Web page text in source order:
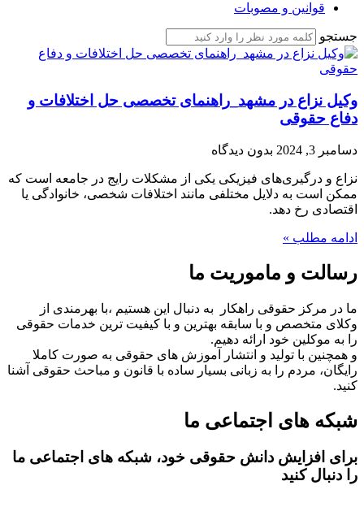
قوانین و مصوبات
جستجو
وکیل نزاع در مشهد_راهنمای تخصصی حل اختلافات و
دفاع حقوقی
دسامبر 3, 2024 بدون دیدگاه
نزاع و درگیری‌های فیزیکی یکی از مشکلات رایج در جامعه است که
ممکن است به دلایل مختلفی مانند اختلافات شخصی، خانوادگی یا
اقتصادی رخ دهد.
ادامه مطلب »
رسالت و ماموریت ما
ما در مرکز حقوقی راهکار به دنبال این هستیم ،با بهرمندی از
وکلای متخصص و با سابقه بهترین و با کیفیت ترین خدمات حقوقی
را به موکلین خود ارائه دهیم.
و همچنین با تولید و انتشار آموزش های حقوقی به صورت کاملا
رایگان، مردم را به زبانی بسیار ساده با قانون و مباحث حقوقی آشنا
کنید.
شبکه های اجتماعی ما
برای افزایش دانش حقوقی خود، شبکه های اجتماعی ما
را دنبال کنید